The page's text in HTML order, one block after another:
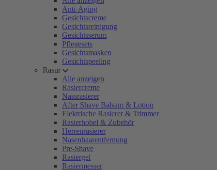
Anti-Aging
Gesichtscreme
Gesichtsreinigung
Gesichtsserum
Pflegesets
Gesichtsmasken
Gesichtspeeling
Rasur
Alle anzeigen
Rasiercreme
Nassrasierer
After Shave Balsam & Lotion
Elektrische Rasierer & Trimmer
Rasierhobel & Zubehör
Herrenrasierer
Nasenhaarentfernung
Pre-Shave
Rasiergel
Rasiermesser